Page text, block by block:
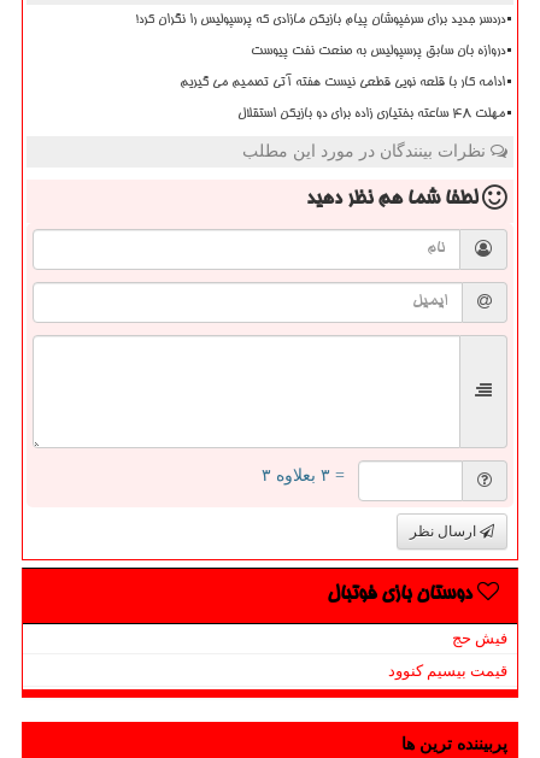
دردسر جدید برای سرخپوشان پیام بازیکن مازادی که پرسپولیس را نگران کرد!
دروازه بان سابق پرسپولیس به صنعت نفت پیوست
ادامه کار با قلعه نویی قطعی نیست هفته آتی تصمیم می گیریم
مهلت 48 ساعته بختیاری زاده برای دو بازیکن استقلال
نظرات بینندگان در مورد این مطلب
لطفا شما همنظر دهید
= ۳ بعلاوه ۳
ارسال نظر
دوستان بازی فوتبال
فیش حج
قیمت بیسیم کنوود
پربیننده ترین ها